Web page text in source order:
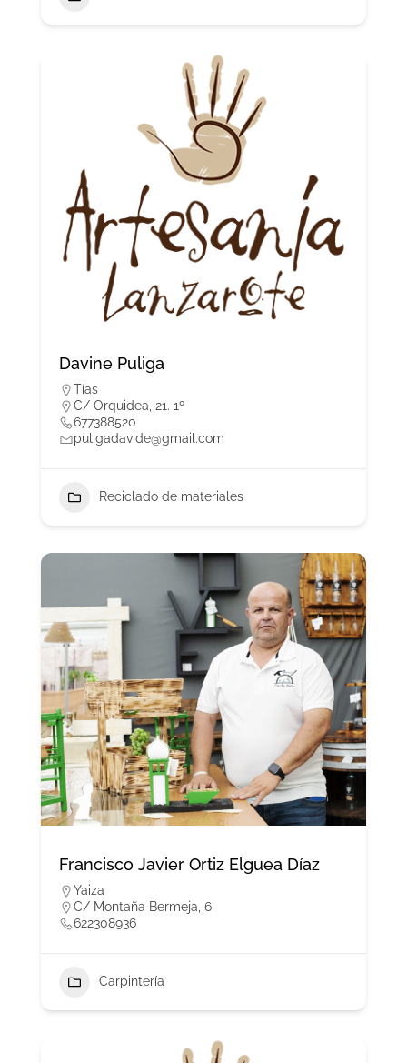
Davine Puliga
Tías
C/ Orquidea, 21. 1º
677388520
puligadavide@gmail.com
Reciclado de materiales
Francisco Javier Ortiz Elguea Díaz
Yaiza
C/ Montaña Bermeja, 6
622308936
Carpintería